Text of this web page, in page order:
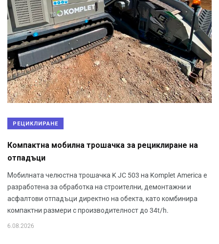
РЕЦИКЛИРАНЕ
Компактна мобилна трошачка за рециклиране на
отпадъци
Мобилната челюстна трошачка K JC 503 на Komplet America е
разработена за обработка на строителни, демонтажни и
асфалтови отпадъци директно на обекта, като комбинира
компактни размери с производителност до 34t/h.
6.08.2026